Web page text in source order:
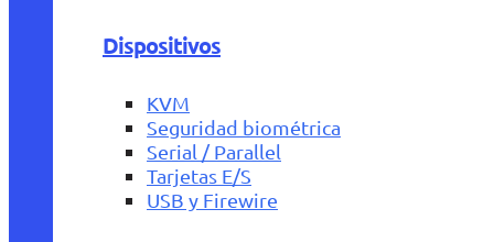
Dispositivos
KVM
Seguridad biométrica
Serial / Parallel
Tarjetas E/S
USB y Firewire